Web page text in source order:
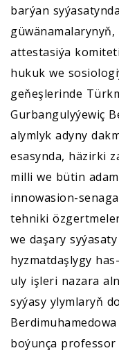
barýan
attestasiýa
hukuk we
geňeşlerinde
Gurbangulyýewiç
alymlyk adyny
esasynda, häzirki
milli we bütin
innowasion-
tehniki
we daşary
hyzmatdaşlygy
uly işleri nazara
syýasy ylymlaryň
boýunça professor